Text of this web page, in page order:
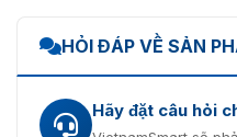
HỎI ĐÁP VỀ SẢN
Hãy đặt câu hỏi